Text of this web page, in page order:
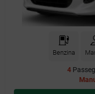
Benzina
4